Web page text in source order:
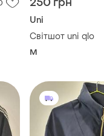
Uni
Світшот uni qlo
M